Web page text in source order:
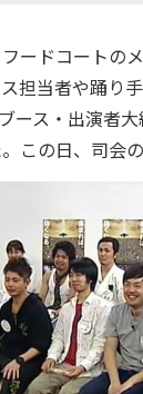
ードコートの
担当者や踊り
ース・出演者
この日、司会